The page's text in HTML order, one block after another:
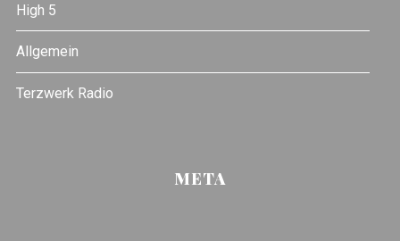
High 5
Allgemein
Terzwerk Radio
META